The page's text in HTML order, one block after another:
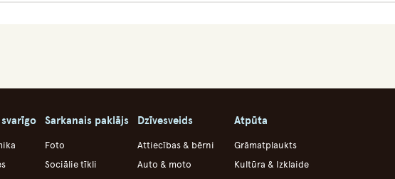
svarīgo Sarkanais paklājs
Foto
Sociālie tīkli
Dzīvesveids
Attiecības & bērni
Auto & moto
Atpūta
Grāmatplaukts
Kultūra & Izklaide